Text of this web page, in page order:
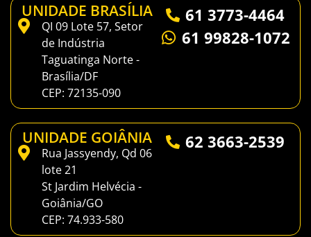
UNIDADE BRASÍLIA
QI 09 Lote 57, Setor
de Indústria
Taguatinga Norte -
Brasília/DF
CEP: 72135-090
61 3773-4464
61 99828-1072
UNIDADE GOIÂNIA
Rua Jassyendy, Qd 06
lote 21
St Jardim Helvécia -
Goiânia/GO
CEP: 74.933-580
62 3663-2539